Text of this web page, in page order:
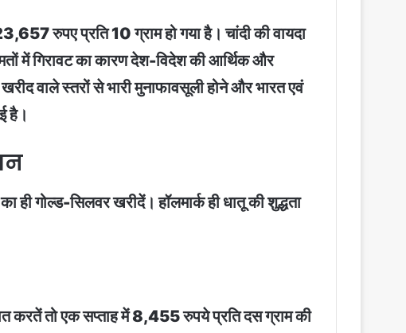
रुपए प्रति 10 ग्राम हो गया है। चांदी की वायदा
में गिरावट का कारण देश-विदेश की आर्थिक और
वाले स्तरों से भारी मुनाफावसूली होने और भारत एवं
है।
गोल्ड-सिलवर खरीदें। हॉलमार्क ही धातू की शुद्धता
करतें तो एक सप्ताह में 8,455 रुपये प्रति दस ग्राम की